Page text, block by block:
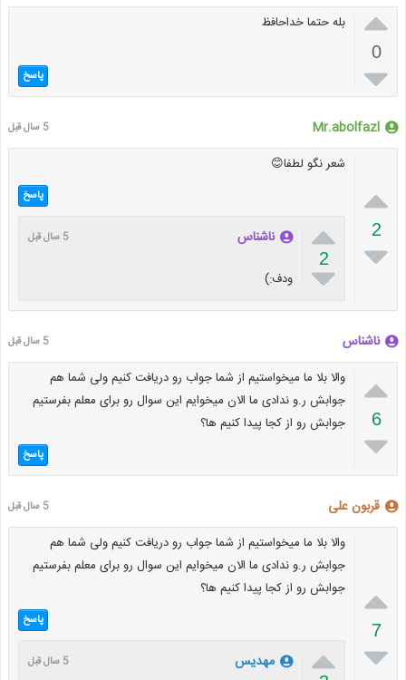

0

بله حتما خداحافظ
پاسخ
Mr.abolfazl 5 سال قبل

2

شعر نگو لطفا😊
پاسخ

2

ناشناس 5 سال قبل
ودف:)
ناشناس 5 سال قبل

6

والا بلا ما میخواستیم از شما جواب رو دریافت کنیم ولی شما هم
جوابش ر.و ندادی ما الان میخوایم این سوال رو برای معلم بفرستیم
جوابش رو از کجا پیدا کنیم ها؟
پاسخ
قربون علی 5 سال قبل

7

والا بلا ما میخواستیم از شما جواب رو دریافت کنیم ولی شما هم
جوابش ر.و ندادی ما الان میخوایم این سوال رو برای معلم بفرستیم
جوابش رو از کجا پیدا کنیم ها؟
پاسخ
 مهدیس 5 سال قبل